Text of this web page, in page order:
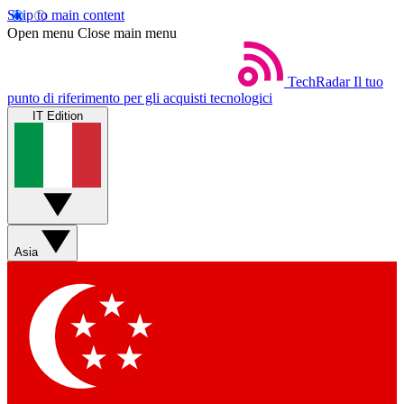
Skip to main content
Open menu Close main menu
TechRadar Il tuo
punto di riferimento per gli acquisti tecnologici
IT Edition
Asia